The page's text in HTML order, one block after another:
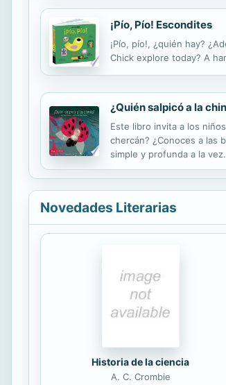
¡Pío, Pío! Escondites
¡Pío, pío!, ¿quién hay?
Chick explore today? A
¿Quién salpicó a la
Este libro invita a los
chercán? ¿Conoces a las
simple y profunda a la vez.
Novedades Literarias
Historia de la ciencia
A. C. Crombie